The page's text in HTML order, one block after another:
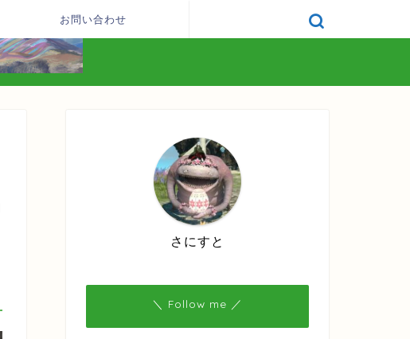
お問い合わせ
さにすと
＼ Follow me ／